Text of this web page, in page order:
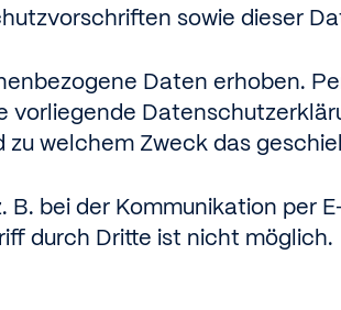
sowie dieser
Daten erhoben.
vorliegende
zu welchem Zweck das
bei der Kommunikation per
durch Dritte ist nicht möglich.